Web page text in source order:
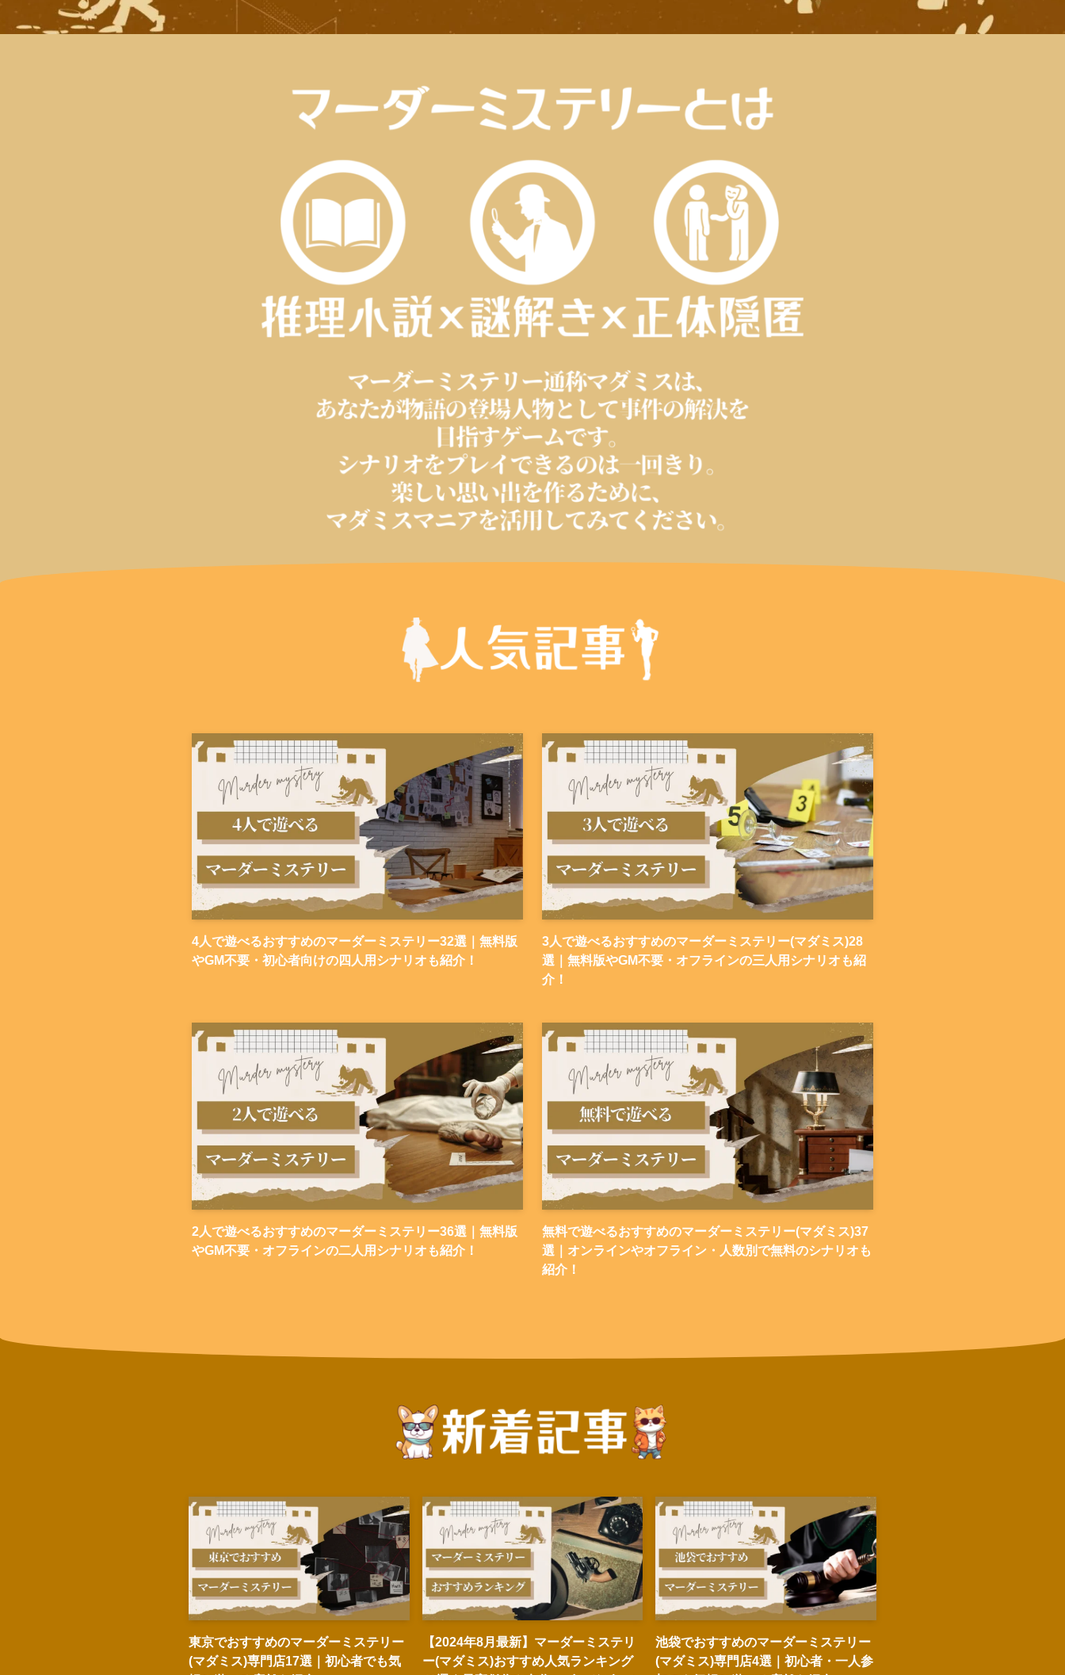
4人で遊べるおすすめのマーダーミステリー32選｜無料版
やGM不要・初心者向けの四人用シナリオも紹介！
3人で遊べるおすすめのマーダーミステリー(マダミス)28
選｜無料版やGM不要・オフラインの三人用シナリオも紹
介！
2人で遊べるおすすめのマーダーミステリー36選｜無料版
やGM不要・オフラインの二人用シナリオも紹介！
無料で遊べるおすすめのマーダーミステリー(マダミス)37
選｜オンラインやオフライン・人数別で無料のシナリオも
紹介！
東京でおすすめのマーダーミステリー
(マダミス)専門店17選｜初心者でも気
【2024年8月最新】マーダーミステリ
ー(マダミス)おすすめ人気ランキング
池袋でおすすめのマーダーミステリー
(マダミス)専門店4選｜初心者・一人参